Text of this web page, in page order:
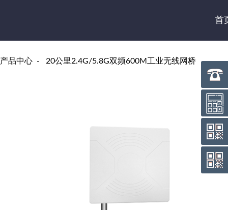
首
产品中心 20公里2.4G/5.8G双频600M工业无线网桥